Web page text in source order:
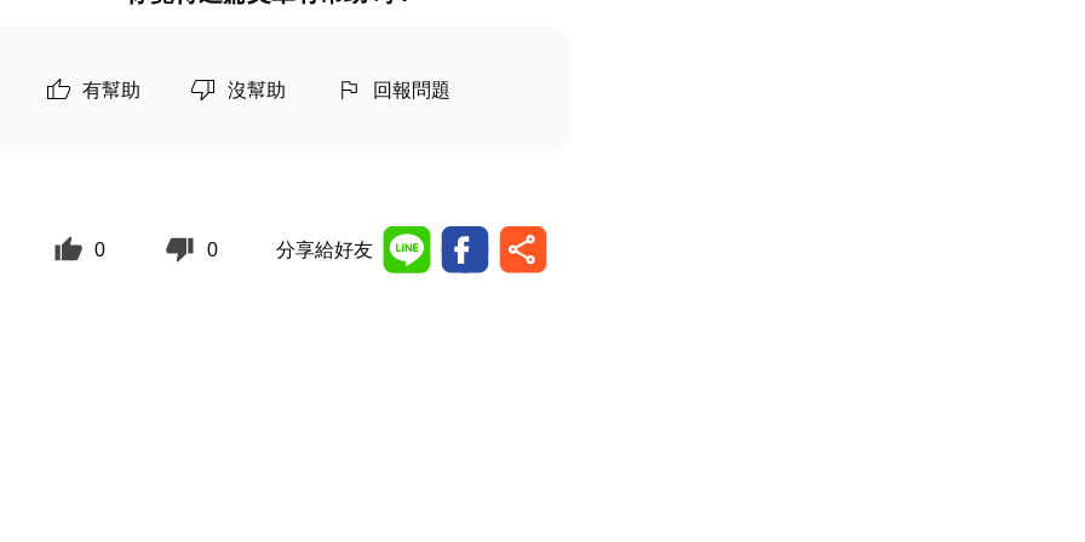
有幫助 沒幫助 回報問題
0 0 分享給好友